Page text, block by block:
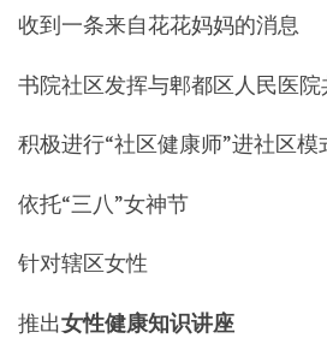
收到一条来自花花妈妈的消息
书院社区发挥与郫都区人民医院
积极进行“社区健康师”进社区模
依托“三八”女神节
针对辖区女性
推出女性健康知识讲座